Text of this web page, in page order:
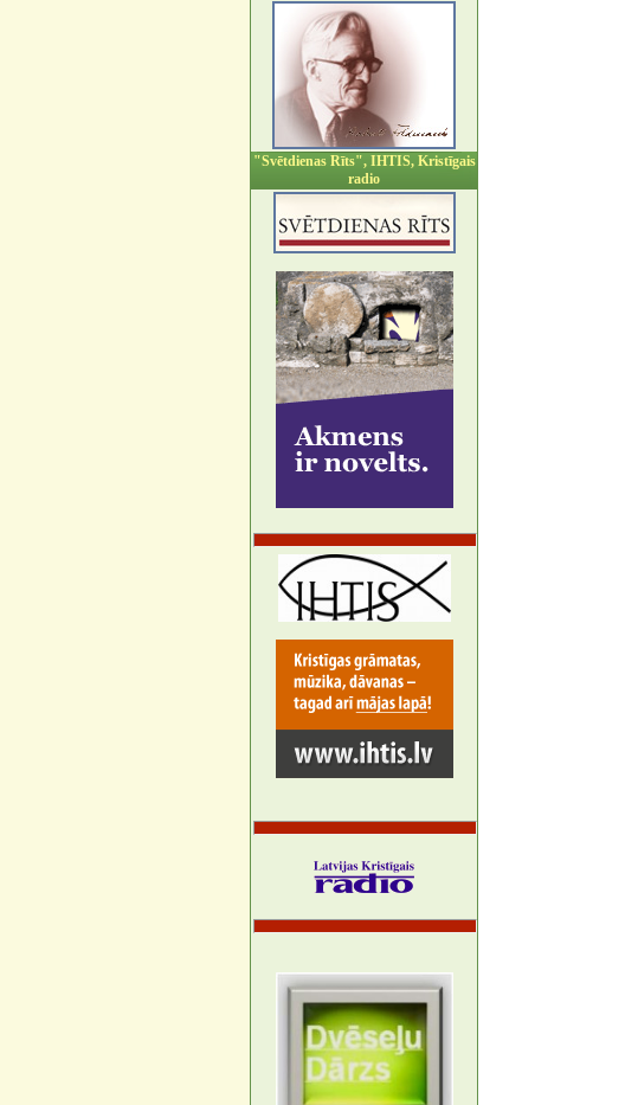
"Svētdienas Rīts", IHTIS, Kristīgais
radio